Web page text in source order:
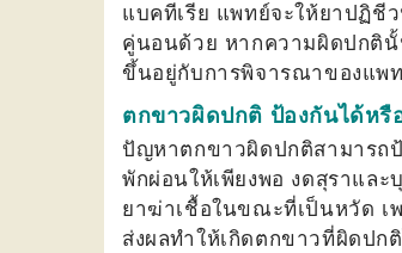
แบคทีเรีย แพทย์จะให้ยาปฏิชี
คู่นอนด้วย หากความผิดปกตินั้
ขึ้นอยู่กับการพิจารณาของแพ
ตกขาวผิดปกติ ป้องกันได้หรื
ปัญหาตกขาวผิดปกติสามารถ
พักผ่อนให้เพียงพอ งดสุราและ
ยาฆ่าเชื้อในขณะที่เป็นหวัด เ
ส่งผลทำให้เกิดตกขาวที่ผิดปก